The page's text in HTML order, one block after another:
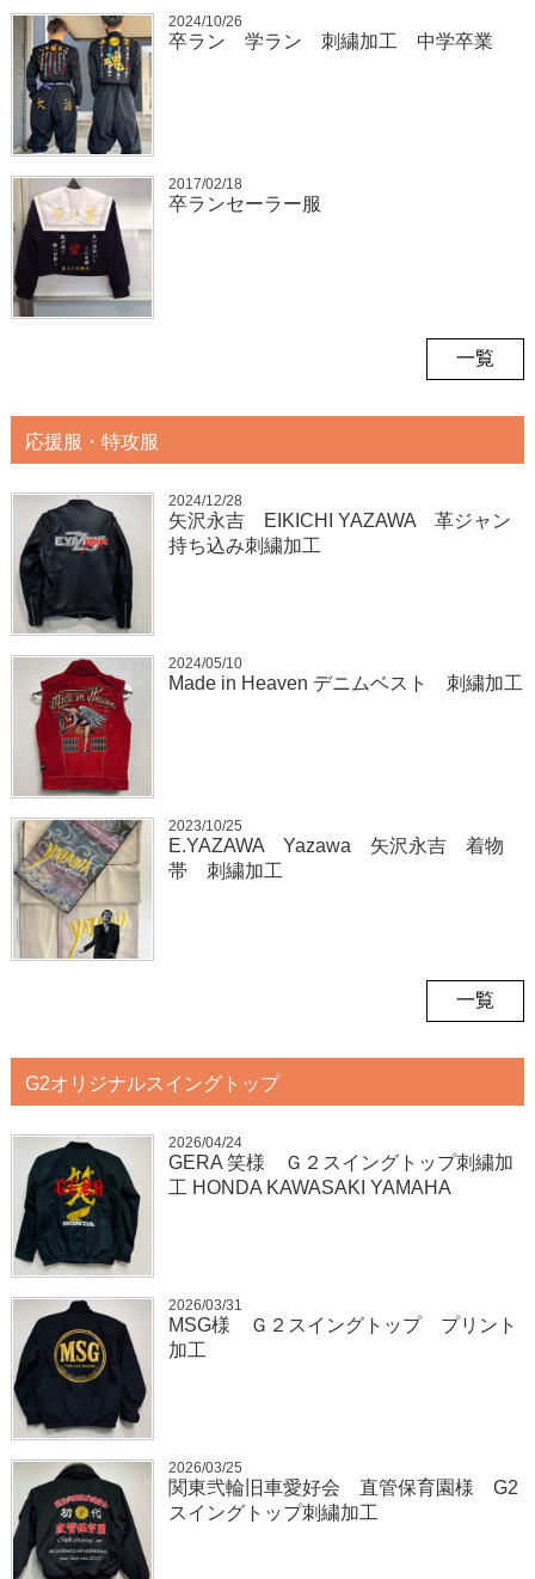
2024/10/26
卒ラン 学ラン 刺繍加工 中学卒業
2017/02/18
卒ランセーラー服
一覧
応援服・特攻服
2024/12/28
矢沢永吉 EIKICHI YAZAWA 革ジャン
持ち込み刺繍加工
2024/05/10
Made in Heaven デニムベスト 刺繍加工
2023/10/25
E.YAZAWA Yazawa 矢沢永吉 着物
帯 刺繍加工
一覧
G2オリジナルスイングトップ
2026/04/24
GERA 笑様 Ｇ２スイングトップ刺繍加
工 HONDA KAWASAKI YAMAHA
2026/03/31
MSG様 Ｇ２スイングトップ プリント
加工
2026/03/25
関東弐輪旧車愛好会 直管保育園様 G2
スイングトップ刺繍加工